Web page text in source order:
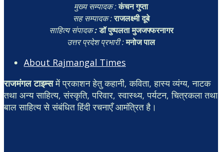
मुख्य सम्पादक :कंचन गुप्ता
सह सम्पादक :राजलक्ष्मी दूबे
साहित्य संपादक:डॉ पुष्पलता मुजजफ्फरनागर
उत्तर प्रदेश प्रभारी :मनोज पाल
About Rajmangal Times
राजमंगल टाइम्समें प्रकाशन हेतु कहानी, कविता, हास्य व्यंग्य, नाटक
तथा अन्य साहित्य, संस्कृति, परिवार, स्वास्थ्य, पर्यटन, चित्रकला तथा
बाल साहित्य से संबंधित हिंदी रचनाएँ आमंत्रित है।